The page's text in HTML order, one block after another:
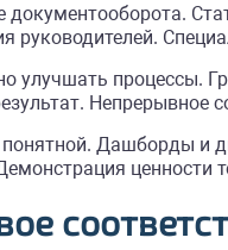
улучшать процессы.
Дашборды и